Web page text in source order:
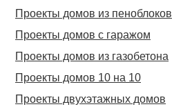
Проекты домов из пеноблоков
Проекты домов с гаражом
Проекты домов из газобетона
Проекты домов 10 на 10
Проекты двухэтажных домов